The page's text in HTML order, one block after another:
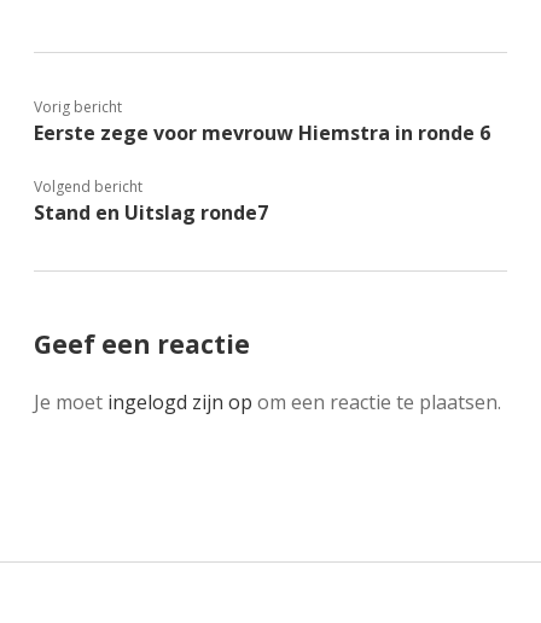
Vorig bericht
Eerste zege voor mevrouw Hiemstra in ronde 6
Volgend bericht
Stand en Uitslag ronde7
Geef een reactie
Je moet ingelogd zijn op om een reactie te plaatsen.